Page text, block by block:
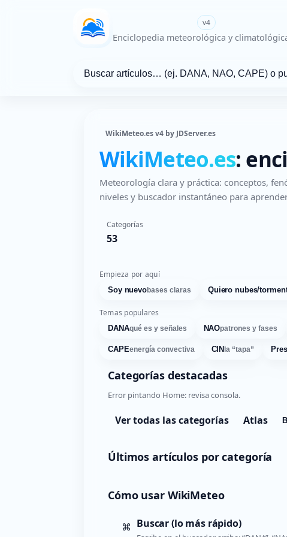
WikiMeteo.es v4
Enciclopedia meteorológica y
WikiMeteo.es v4 by JDServer.es
WikiMeteo.es:
Meteorología clara y práctica: conceptos,
niveles y buscador instantáneo para
Categorías
53
Empieza por aquí
Soy nuevobases claras Quiero nubes/
Temas populares
DANAqué es y señales NAOpatrones y fases
CAPEenergía convectiva CIN la “tapa”
Categorías destacadas
Error pintando Home: revisa consola.
Ver todas las categorías Atlas
Últimos artículos por categoría
Cómo usar WikiMeteo
⌘ Buscar (lo más rápido)